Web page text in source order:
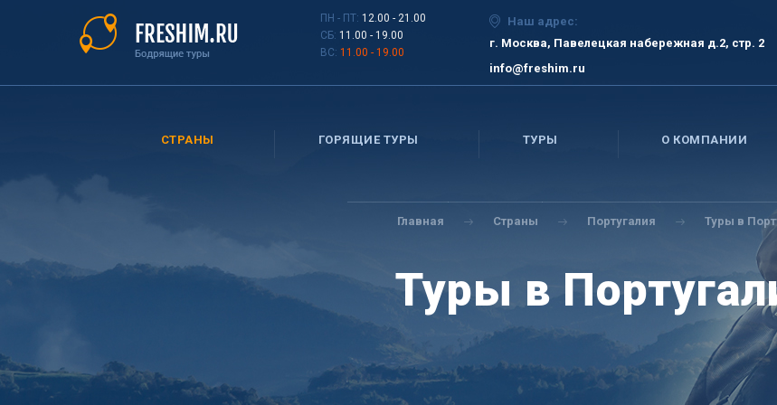
ПН - ПТ: 12.00 - 21.00
СБ: 11.00 - 19.00
ВС: 11.00 - 19.00
Наш адрес:
г. Москва, Павелецкая набережная д.2, стр. 2
info@freshim.ru
СТРАНЫ ГОРЯЩИЕ ТУРЫ ТУРЫ О КОМПАНИИ
Вы
здесь
Главная Страны Португалия Туры в
Туры в